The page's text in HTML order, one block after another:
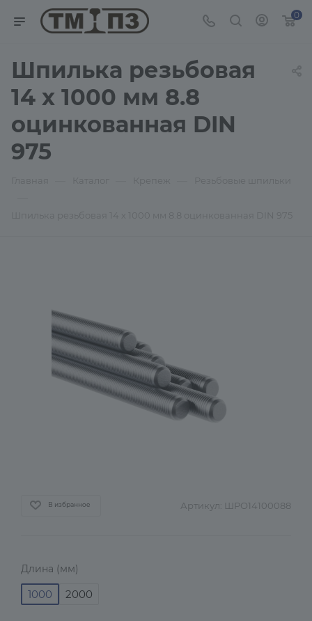
0
Шпилька резьбовая
14 х 1000 мм 8.8
оцинкованная DIN
975
В избранное Артикул: ШРО14100088
Длина (мм)
1000 2000